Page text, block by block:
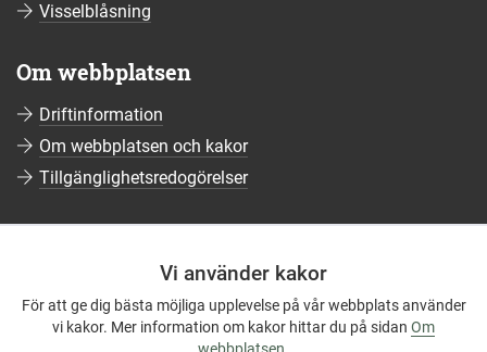
Vi använder kakor
För att ge dig bästa möjliga upplevelse på vår webbplats använder
vi kakor. Mer information om kakor hittar du på sidan Om
Visselblåsning
Om webbplatsen
Driftinformation
Om webbplatsen och kakor
Tillgänglighetsredogörelser
Följ oss på Facebook
Följ oss på Instagram